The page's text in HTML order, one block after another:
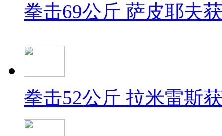
拳击69公斤 萨皮耶夫
拳击52公斤 拉米雷斯